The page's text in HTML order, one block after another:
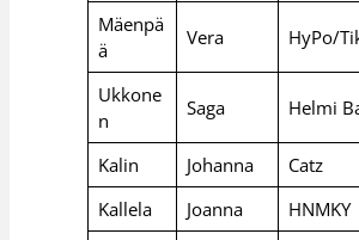
Mäenpä
ä
Vera HyPo/
Ukkone
n
Saga Helmi
Kalin Johanna
Catz
Kallela
Joanna HNMKY